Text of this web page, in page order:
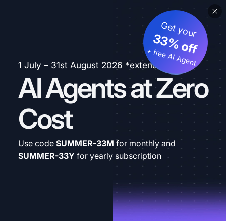
1 July – 31st August 2026 *extended
AI Agents at Zero
Cost
Get your
33% off
+ free AI Agent
Use code SUMMER-33M for monthly and
SUMMER-33Y for yearly subscription